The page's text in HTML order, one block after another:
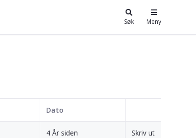
Søk Meny
Dato
4 År siden Skriv ut